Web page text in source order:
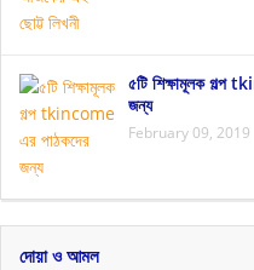
৫টি শিক্ষামূলক গল্প
জন্য
February 09, 2019
দোয়া ও আমল